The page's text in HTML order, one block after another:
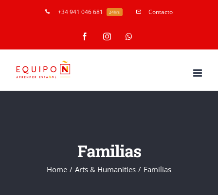
+34 941 046 681 24hrs Contacto
FacebookInstagram
Familias
Home / Arts & Humanities / Familias